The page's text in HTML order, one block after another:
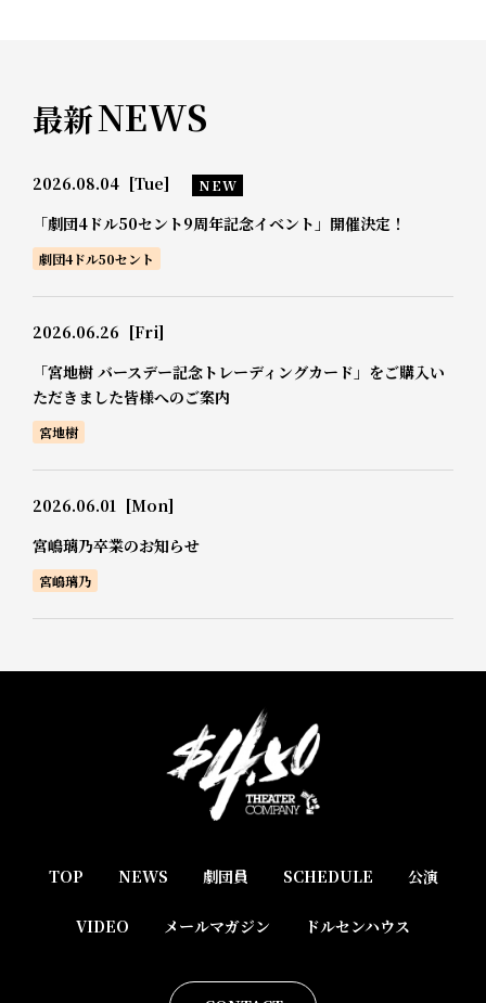
最新NEWS
2026.08.04 [Tue] NEW
「劇団4ドル50セント9周年記念イベント」開催決定！
劇団4ドル50セント
2026.06.26 [Fri]
「宮地樹 バースデー記念トレーディングカード」をご購入い
ただきました皆様へのご案内
宮地樹
2026.06.01 [Mon]
宮嶋璃乃卒業のお知らせ
宮嶋璃乃
TOP NEWS 劇団員 SCHEDULE 公演
VIDEO メールマガジン ドルセンハウス